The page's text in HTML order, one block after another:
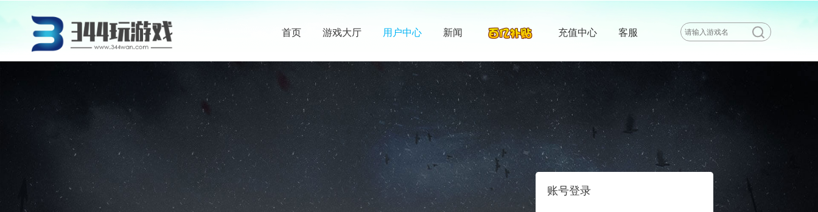
首页 游戏大厅 用户中心 新闻 充值中心 客服
账号登录